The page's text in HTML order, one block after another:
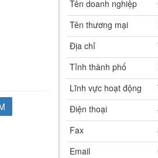
Tên doanh nghiệp
Tên thương mại
Địa chỉ
Tỉnh thành phố
Lĩnh vực hoạt động
Điện thoại
Fax
Email